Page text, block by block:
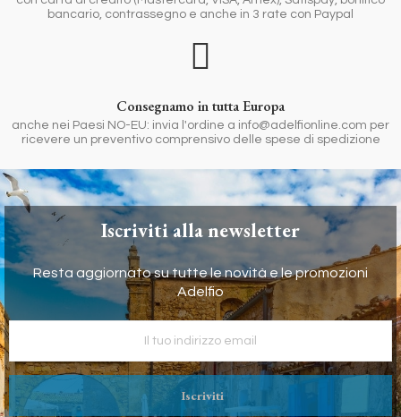
bancario, contrassegno e anche in 3 rate con Paypal
Consegnamo in tutta Europa
anche nei Paesi NO-EU: invia l'ordine a info@adelfionline.com per
ricevere un preventivo comprensivo delle spese di spedizione
Iscriviti alla newsletter
Resta aggiornato su tutte le novità e le promozioni
Adelfio
Iscriviti